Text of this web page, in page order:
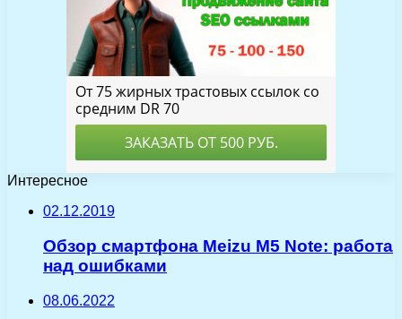
Интересное
02.12.2019
Обзор смартфона Meizu M5 Note: работа
над ошибками
08.06.2022